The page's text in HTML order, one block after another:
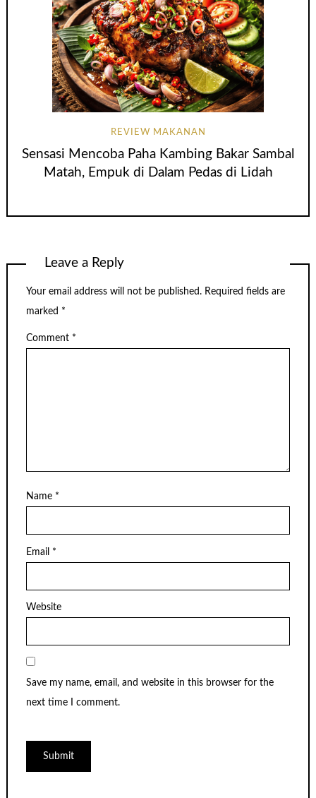
REVIEW MAKANAN
Sensasi Mencoba Paha Kambing Bakar Sambal
Matah, Empuk di Dalam Pedas di Lidah
Leave a Reply
Your email address will not be published. Required fields are
marked *
Comment *
Name *
Email *
Website
Save my name, email, and website in this browser for the
next time I comment.